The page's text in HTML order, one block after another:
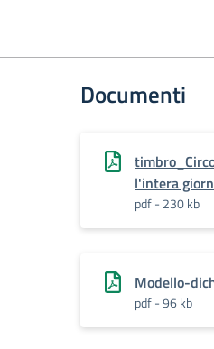
Documenti
l'intera
pdf - 230 kb
Modello-
pdf - 96 kb